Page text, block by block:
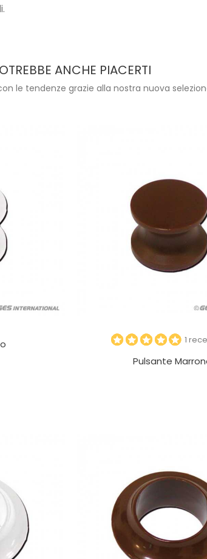
ANCHE PIACERTI
le tendenze grazie alla nostra nuova
1
Pulsante